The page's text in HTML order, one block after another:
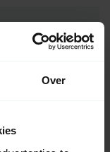
Over
aider à